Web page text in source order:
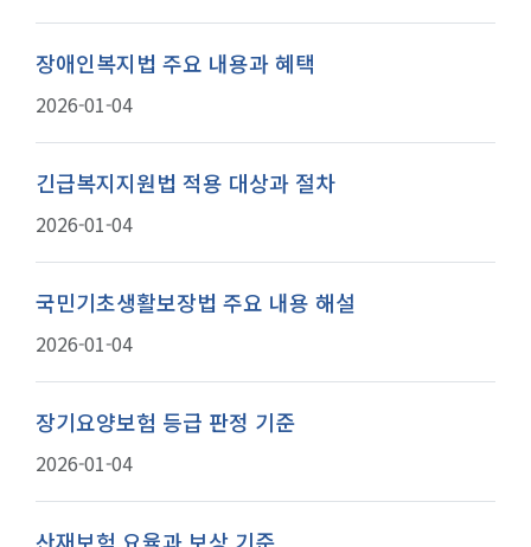
장애인복지법 주요 내용과 혜택
2026-01-04
긴급복지지원법 적용 대상과 절차
2026-01-04
국민기초생활보장법 주요 내용 해설
2026-01-04
장기요양보험 등급 판정 기준
2026-01-04